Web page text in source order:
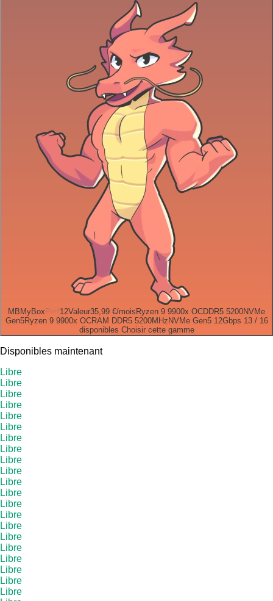
MB MyBoxPerf12Valeur35,99 €/mois Ryzen 9 9900x OCDDR5 5200NVMe
Gen5Ryzen 9 9900x OCRAM DDR5 5200MHz NVMe Gen5 12Gbps 13 / 16
disponibles Choisir cette gamme
Disponibles maintenant
Libre
Libre
Libre
Libre
Libre
Libre
Libre
Libre
Libre
Libre
Libre
Libre
Libre
Libre
Libre
Libre
Libre
Libre
Libre
Libre
Libre